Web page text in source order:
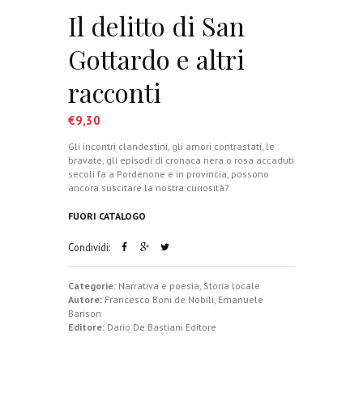
Il delitto di San
Gottardo e altri
racconti
€9,30
Gli incontri clandestini, gli amori contrastati, le
bravate, gli episodi di cronaca nera o rosa accaduti
secoli fa a Pordenone e in provincia, possono
ancora suscitare la nostra curiosità?
FUORI CATALOGO
Condividi:
Categorie: Narrativa e poesia Storia locale
Autore: Francesco Boni de Nobili Emanuele
Barison
Editore: Dario De Bastiani Editore